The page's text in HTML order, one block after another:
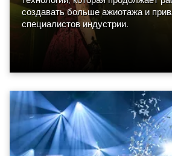
создавать больше ажиотажа и
специалистов индустрии.